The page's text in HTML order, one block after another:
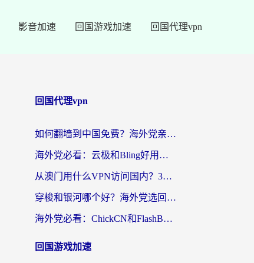
影音加速 回国游戏加速 回国代理vpn
回国代理vpn
如何翻墙到中国免费？海外党亲测：从踩坑到选对加速器的全攻略
海外党必看：云极和Bling好用吗？3分钟教你选对回国加速器
从澳门用什么VPN访问国内？3个实用标准帮你避开坑，无缝刷剧听歌
穿梭和银河哪个好？海外党选回国加速器的避坑指南，附番茄加速器实测体验
海外党必看：ChickCN和FlashBack好用吗？3招教你选对回国加速器（附云极、HomeCN、斧牛vs艾果对比）
回国游戏加速